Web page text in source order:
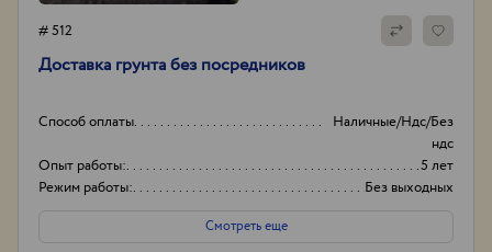
# 512
Доставка грунта без посредников
Способ оплаты
Наличные/Ндс/Без
ндс
Опыт работы:
5 лет
Режим работы:
Без выходных
Смотреть еще